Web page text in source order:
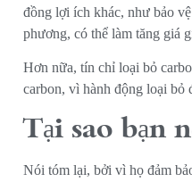
đồng lợi ích khác, như bảo
phương, có thể làm tăng giá
Hơn nữa, tín chỉ loại bỏ
carbon, vì hành động loại bỏ
Tại sao bạn
Nói tóm lại, bởi vì họ đảm